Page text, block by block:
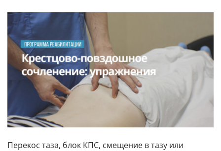
Перекос таза, блок КПС, смещение в тазу или